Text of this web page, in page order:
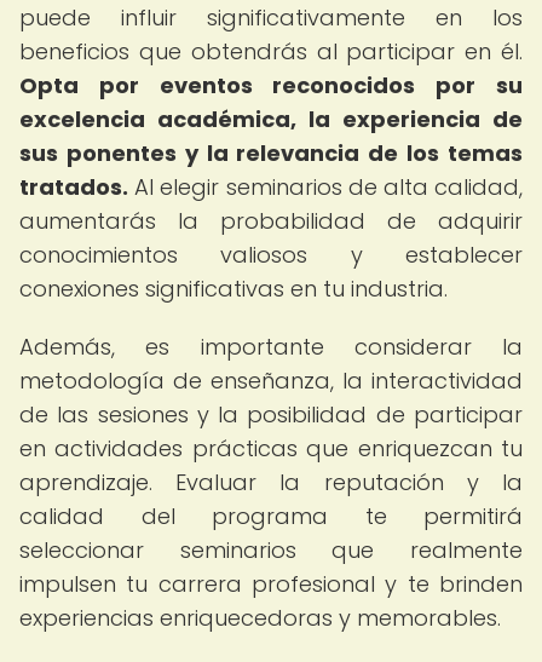
puede influir significativamente en los
beneficios que obtendrás al participar en él.
Opta por eventos reconocidos por su
excelencia académica, la experiencia de
sus ponentes y la relevancia de los temas
tratados. Al elegir seminarios de alta calidad,
aumentarás la probabilidad de adquirir
conocimientos valiosos y establecer
conexiones significativas en tu industria.
Además, es importante considerar la
metodología de enseñanza, la interactividad
de las sesiones y la posibilidad de participar
en actividades prácticas que enriquezcan tu
aprendizaje. Evaluar la reputación y la
calidad del programa te permitirá
seleccionar seminarios que realmente
impulsen tu carrera profesional y te brinden
experiencias enriquecedoras y memorables.